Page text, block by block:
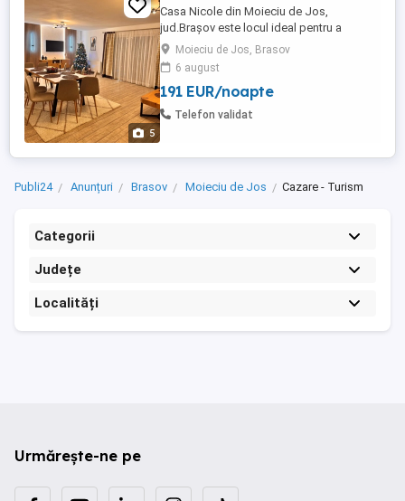
5
Casa Nicole din Moieciu de Jos,
jud.Brașov este locul ideal pentru a
petrece câteva zile la munte. Casa vă pune
la dispoziție: * 4 dormitoare matrimoniale
cu băi proprii, * bucătărie complet utilată,
* living spațios, * foișor cu grătar și sobă
pt. ceaun, * loc de joacă pt. copii, * loc de
Moieciu de Jos, Brasov
6 august
191 EUR/noapte
Telefon validat
Publi24 Anunțuri Brasov Moieciu de Jos Cazare - Turism
Categorii
Județe
Localități
Urmărește-ne pe